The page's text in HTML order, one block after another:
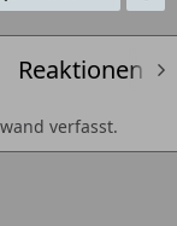
Reaktionen
verfasst.